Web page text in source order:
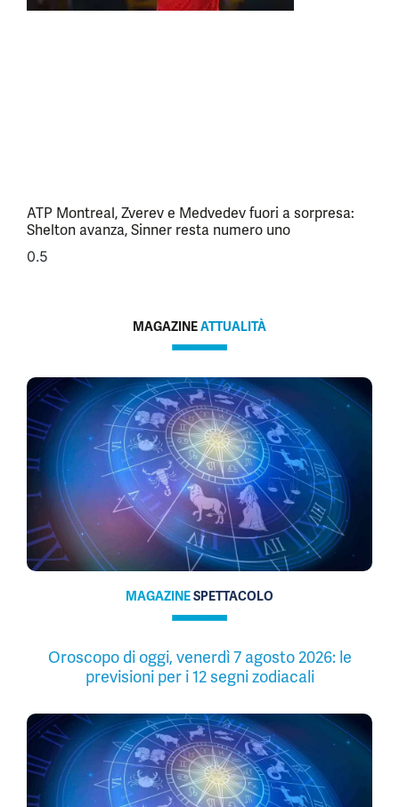
ATP Montreal, Zverev e Medvedev fuori a sorpresa:
Shelton avanza, Sinner resta numero uno
MAGAZINEATTUALITÀ
MAGAZINESPETTACOLO
Oroscopo di oggi, venerdì 7 agosto 2026: le
previsioni per i 12 segni zodiacali